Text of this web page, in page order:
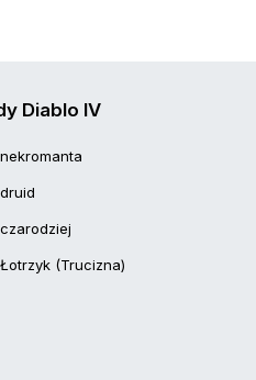
Diablo IV
(Trucizna)